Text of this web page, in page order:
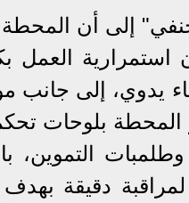
إلى أن المحطة
استمرارية العمل
يدوي، إلى جانب
بلوحات
وطلمبات التموين،
لمراقبة دقيقة